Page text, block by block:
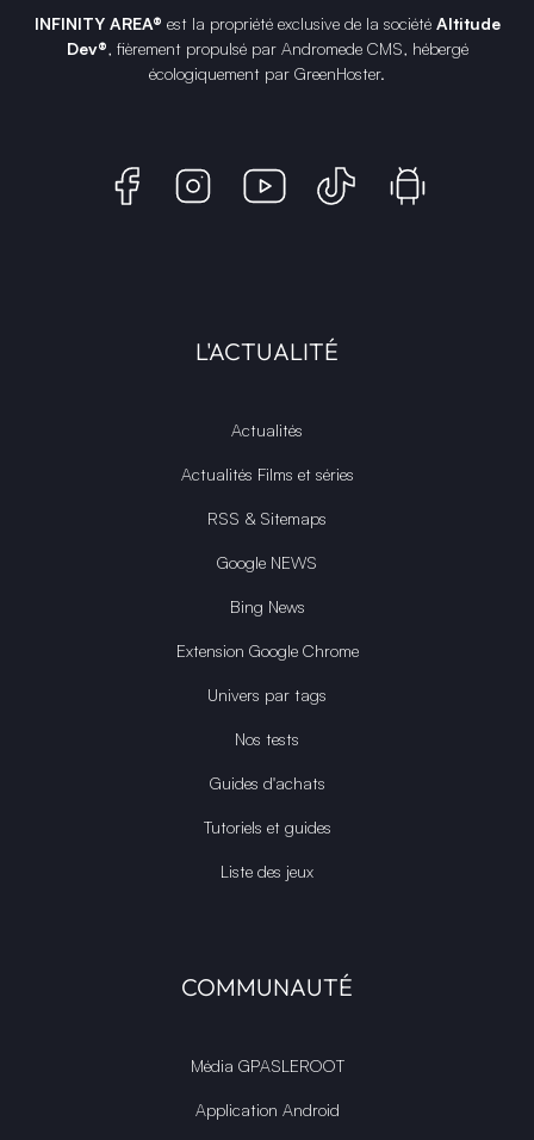
INFINITY AREA® est la propriété exclusive de la société Altitude
Dev®, fièrement propulsé par Andromede CMS, hébergé
écologiquement par GreenHoster.
L'ACTUALITÉ
Actualités
Actualités Films et séries
RSS & Sitemaps
Google NEWS
Bing News
Extension Google Chrome
Univers par tags
Nos tests
Guides d'achats
Tutoriels et guides
Liste des jeux
COMMUNAUTÉ
Média GPASLEROOT
Application Android